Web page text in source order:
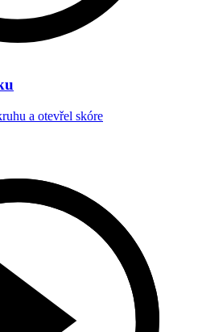
a otevřel skóre